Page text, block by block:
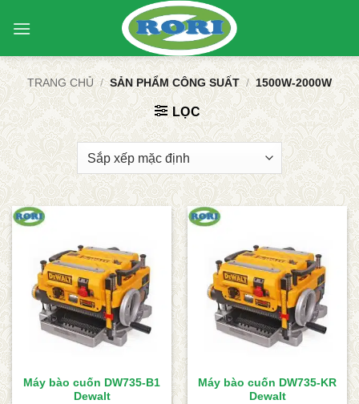
qua
dung
TRANG CHỦ / SẢN PHẨM CÔNG SUẤT / 1500W-2000W
LỌC
Máy bào cuốn DW735-B1
Dewalt
Máy bào cuốn DW735-KR
Dewalt